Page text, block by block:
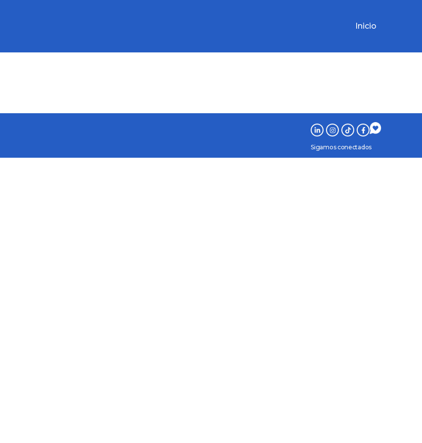
Inicio
Sigamos conectados